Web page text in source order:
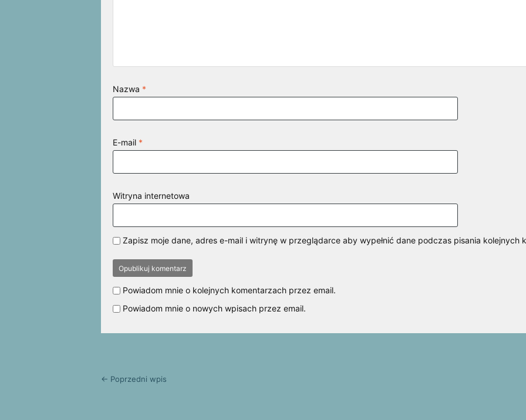
Nazwa *
E-mail *
Witryna internetowa
Zapisz moje dane, adres e-mail i witrynę w przeglądarce aby wypełnić dane podczas pisania kolejnych
Powiadom mnie o kolejnych komentarzach przez email.
Powiadom mnie o nowych wpisach przez email.
← Poprzedni wpis